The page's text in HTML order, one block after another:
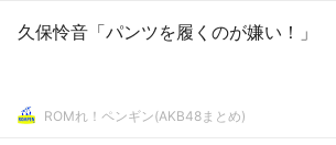
久保怜音「パンツを履くのが嫌い！」
ROMれ！ペンギン(AKB48まとめ)